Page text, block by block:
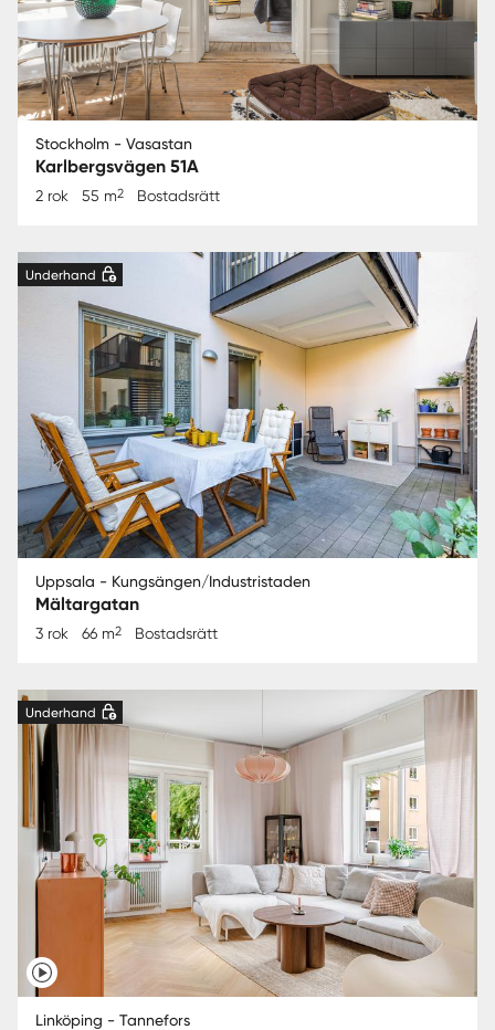
Stockholm - Vasastan
Karlbergsvägen 51A
2 rok 55 m2 Bostadsrätt
Underhand
Uppsala - Kungsängen/Industristaden
Mältargatan
3 rok 66 m2 Bostadsrätt
Underhand
Linköping - Tannefors